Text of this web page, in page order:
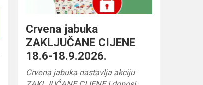
Crvena jabuka
ZAKLJUČANE CIJENE
18.6-18.9.2026.
Crvena jabuka nastavlja akciju